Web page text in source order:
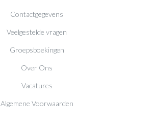
Contactgegevens
Veelgestelde vragen
Groepsboekingen
Over Ons
Vacatures
Algemene Voorwaarden